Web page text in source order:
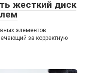
жесткий диск
элементов
за корректную